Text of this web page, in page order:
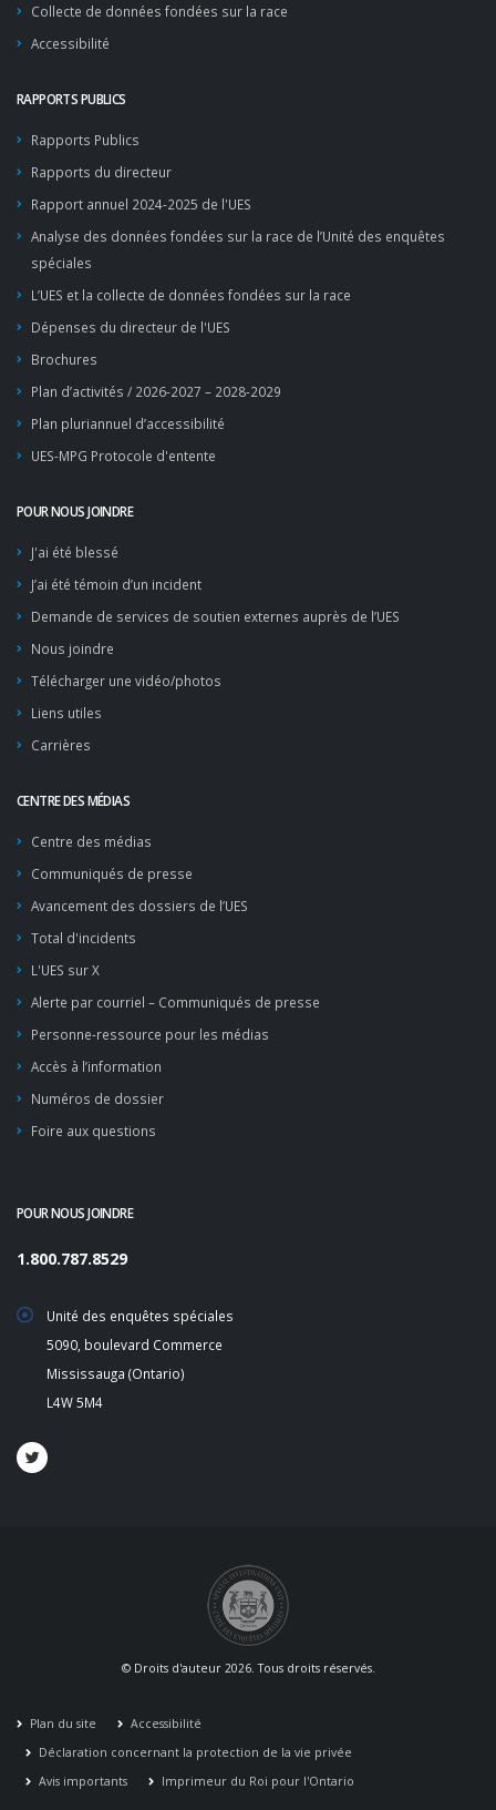
Collecte de données fondées sur la race
Accessibilité
RAPPORTS PUBLICS
Rapports Publics
Rapports du directeur
Rapport annuel 2024-2025 de l'UES
Analyse des données fondées sur la race de l’Unité des enquêtes
spéciales
L’UES et la collecte de données fondées sur la race
Dépenses du directeur de l'UES
Brochures
Plan d’activités / 2026-2027 – 2028-2029
Plan pluriannuel d’accessibilité
UES-MPG Protocole d'entente
POUR NOUS JOINDRE
J'ai été blessé
J’ai été témoin d’un incident
Demande de services de soutien externes auprès de l’UES
Nous joindre
Télécharger une vidéo/photos
Liens utiles
Carrières
CENTRE DES MÉDIAS
Centre des médias
Communiqués de presse
Avancement des dossiers de l’UES
Total d'incidents
L'UES sur X
Alerte par courriel – Communiqués de presse
Personne-ressource pour les médias
Accès à l’information
Numéros de dossier
Foire aux questions
POUR NOUS JOINDRE
1.800.787.8529
Unité des enquêtes spéciales
5090, boulevard Commerce
Mississauga (Ontario)
L4W 5M4
© Droits d'auteur 2026. Tous droits réservés.
Plan du site
Accessibilité
Déclaration concernant la protection de la vie privée
Avis importants
Imprimeur du Roi pour l'Ontario